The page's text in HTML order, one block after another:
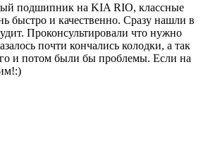
подшипник на KIA RIO, классные
быстро и качественно. Сразу нашли в
Проконсультировали что нужно
почти кончались колодки, а так
и потом были бы проблемы. Если на